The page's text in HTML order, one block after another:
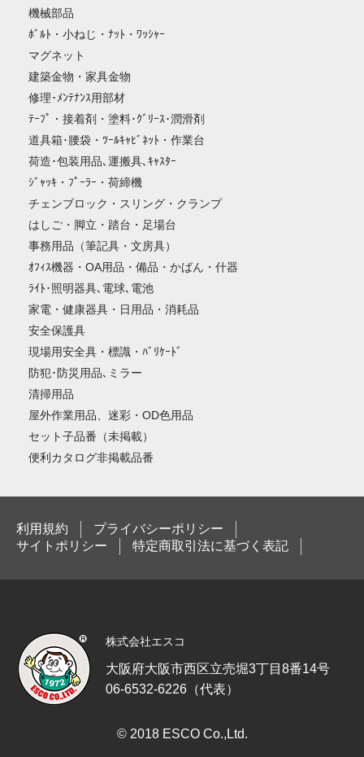
機械部品
ﾎﾞﾙﾄ・小ねじ・ﾅｯﾄ・ﾜｯｼｬｰ
マグネット
建築金物・家具金物
修理･ﾒﾝﾃﾅﾝｽ用部材
ﾃｰﾌﾟ・接着剤・塗料･ｸﾞﾘｰｽ･潤滑剤
道具箱･腰袋・ﾂｰﾙｷｬﾋﾞﾈｯﾄ・作業台
荷造･包装用品､運搬具､ｷｬｽﾀｰ
ｼﾞｬｯｷ・ﾌﾟｰﾗｰ・荷締機
チェンブロック・スリング・クランプ
はしご・脚立・踏台・足場台
事務用品（筆記具・文房具）
ｵﾌｨｽ機器・OA用品・備品・かばん・什器
ﾗｲﾄ･照明器具､電球､電池
家電・健康器具・日用品・消耗品
安全保護具
現場用安全具・標識・ﾊﾞﾘｹｰﾄﾞ
防犯･防災用品､ミラー
清掃用品
屋外作業用品、迷彩・OD色用品
セット子品番（未掲載）
便利カタログ非掲載品番
利用規約
プライバシーポリシー
サイトポリシー
特定商取引法に基づく表記
株式会社エスコ
大阪府大阪市西区立売堀3丁目8番14号
06-6532-6226（代表）
© 2018 ESCO Co.,Ltd.